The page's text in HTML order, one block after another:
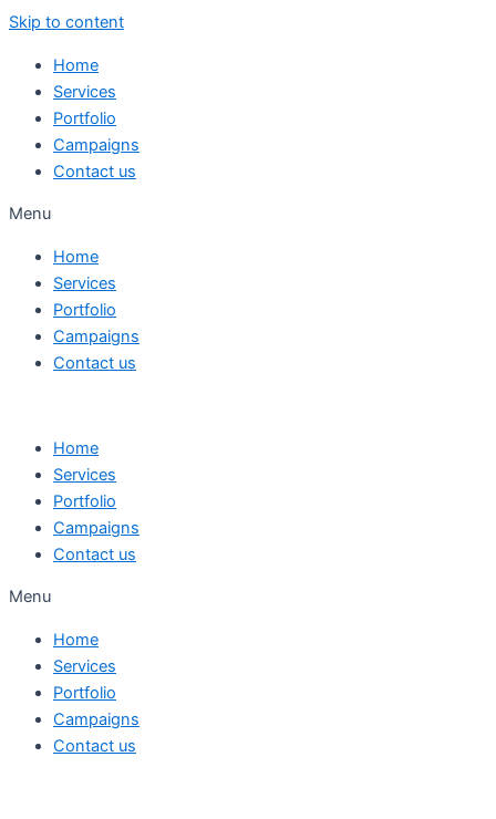
Skip to content
Home
Services
Portfolio
Campaigns
Contact us
Menu
Home
Services
Portfolio
Campaigns
Contact us
Home
Services
Portfolio
Campaigns
Contact us
Menu
Home
Services
Portfolio
Campaigns
Contact us